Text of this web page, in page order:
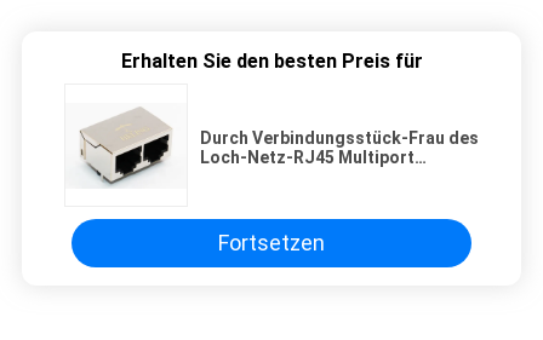
Erhalten Sie den besten Preis für
Durch Verbindungsstück-Frau des
Loch-Netz-RJ45 Multiport
Fortsetzen